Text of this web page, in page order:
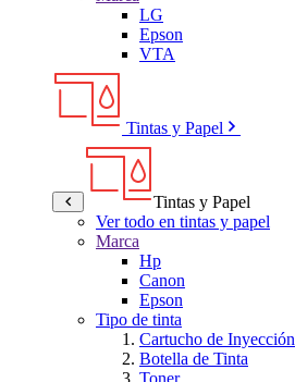
LG
Epson
VTA
Tintas y Papel
Tintas y Papel
Ver todo en tintas y papel
Marca
Hp
Canon
Epson
Tipo de tinta
Cartucho de Inyección
Botella de Tinta
Toner